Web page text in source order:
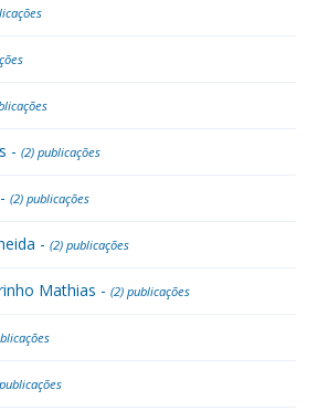
- (2) publicações
(2) publicações
- (2) publicações
Mathias - (2) publicações